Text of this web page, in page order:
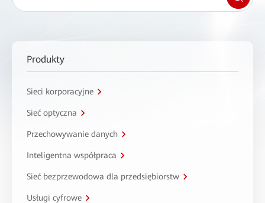
Produkty
Sieci korporacyjne
Sieć optyczna
Przechowywanie danych
Inteligentna współpraca
Sieć bezprzewodowa dla przedsiębiorstw
Usługi cyfrowe